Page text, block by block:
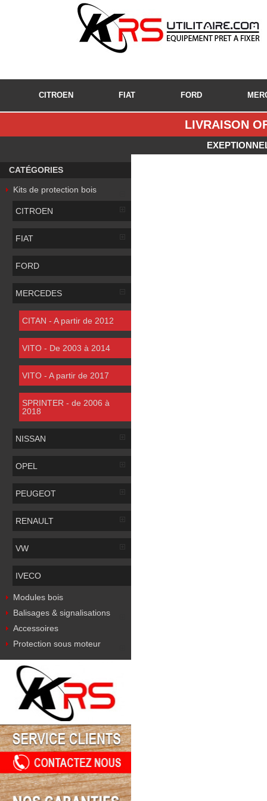
CITROEN FIAT FORD
LIVRAISON
CATÉGORIES
Kits de protection bois
CITROEN
FIAT
FORD
MERCEDES
CITAN - A partir de 2012
VITO - De 2003 à 2014
VITO - A partir de 2017
SPRINTER - de 2006 à
2018
NISSAN
OPEL
PEUGEOT
RENAULT
VW
IVECO
Modules bois
Balisages & signalisations
Accessoires
Protection sous moteur